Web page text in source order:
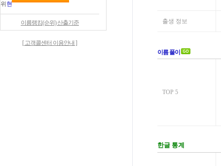
위 현
이름랭킹(순위) 산출기준
[ 고객콜센터 이용안내 ]